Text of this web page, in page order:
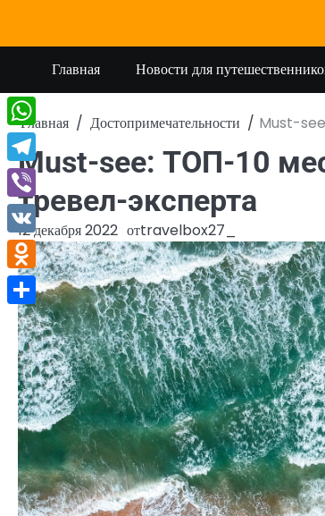
содержимому
Главная Новости для
Главная Достопримечательности Must-
Must-see: ТОП-10
тревел-эксперта
12 декабря 2022 отtravelbox27_
WhatsApp
Telegram
Viber
VK
Odnoklassniki
Отправить